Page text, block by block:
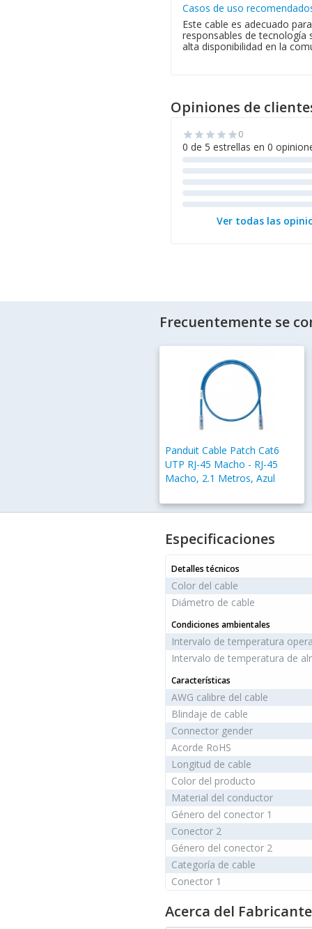
Casos de uso
Este cable es adecuado
responsables de tecnología
alta disponibilidad en la
Opiniones de
star star star star star0
0 de 5 estrellas en 0
Ver todas las
Frecuentemente se
Panduit Cable Patch Cat6
UTP RJ-45 Macho - RJ-45
Macho, 2.1 Metros, Azul
Especificaciones
Detalles técnicos
Color del cable
Diámetro de cable
Condiciones ambientales
Intervalo de temperatura
Intervalo de temperatura de
Características
AWG calibre del cable
Blindaje de cable
Connector gender
Acorde RoHS
Longitud de cable
Color del producto
Material del conductor
Género del conector 1
Conector 2
Género del conector 2
Categoría de cable
Conector 1
Acerca del Fabricante